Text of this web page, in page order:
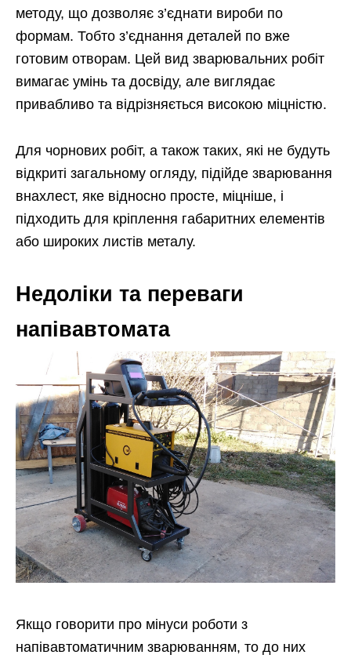
методу, що дозволяє з’єднати вироби по
формам. Тобто з’єднання деталей по вже
готовим отворам. Цей вид зварювальних робіт
вимагає умінь та досвіду, але виглядає
привабливо та відрізняється високою міцністю.
Для чорнових робіт, а також таких, які не будуть
відкриті загальному огляду, підійде зварювання
внахлест, яке відносно просте, міцніше, і
підходить для кріплення габаритних елементів
або широких листів металу.
Недоліки та переваги
напівавтомата
Якщо говорити про мінуси роботи з
напівавтоматичним зварюванням, то до них